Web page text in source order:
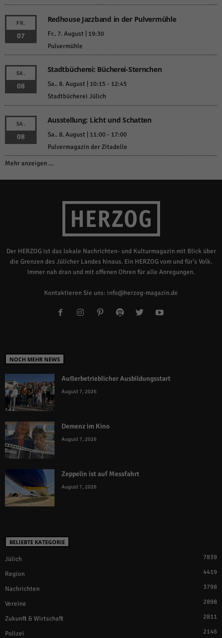
FR.
07
Redhouse Jazzband in der Pulvermühle
Fr.. 7. August | 19:30
Pulvermühle
SA.
08
Stadtbücherei: Bücherei-Sternchen
Sa.. 8. August | 10:15 - 12:45
Stadtbücherei Jülich
SA.
08
Ausstellung: Licht und Schatten
Sa.. 8. August | 11:00- 17:00
Pulvermagazin der Zitadelle
Mehr anzeigen …
Der HERZOG ist das lokale Nachrichten- und Kulturmagazin mit Blick über
die Grenzen des Jülicher Landes hinaus. Ein HERZOG vom und für's Volk.
Immer nah dran und mit offenen Ohren für alle Anregungen.
Kontaktieren Sie uns: info@herzog-magazin.de
NOCH MEHR NEWS
Außerbetrieblicher Ausbildungsstart
August 7, 2026
Demenz im Kino
August 7, 2026
Zeppelin ist auf Messfahrt
August 7, 2026
BELIEBTE KATEGORIE
Jülich 7839
Region 4419
Nachrichten 3798
Vereine 2898
Zukunft & Wirtschaft 2811
Polizei 2146